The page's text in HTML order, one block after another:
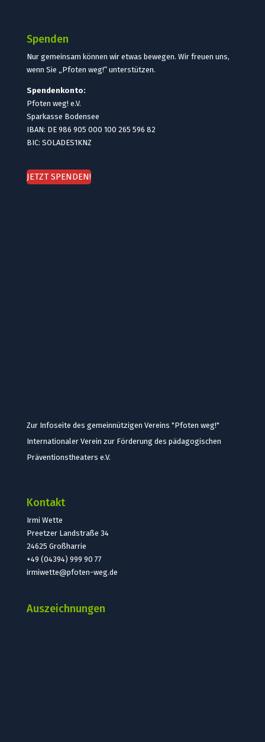
Spenden
Nur gemeinsam können wir etwas bewegen. Wir freuen uns,
wenn Sie „Pfoten weg!“ unterstützen.
Spendenkonto:
Pfoten weg! e.V.
Sparkasse Bodensee
IBAN: DE 986 905 000 100 265 596 82
BIC: SOLADES1KNZ
JETZT SPENDEN!
Zur Infoseite des gemeinnützigen Vereins "Pfoten weg!"
Internationaler Verein zur Förderung des pädagogischen
Präventionstheaters e.V.
Kontakt
Irmi Wette
Preetzer Landstraße 34
24625 Großharrie
+49 (04394) 999 90 77
irmiwette@pfoten-weg.de
Auszeichnungen